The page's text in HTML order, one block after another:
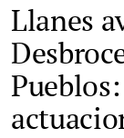
Llanes